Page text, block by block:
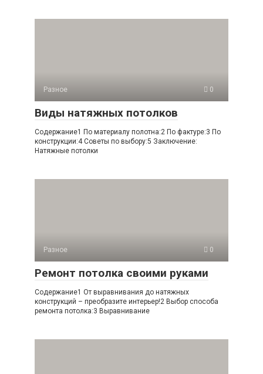
Разное 0
Виды натяжных потолков
Содержание1 По материалу полотна:2 По фактуре:3 По
конструкции:4 Советы по выбору:5 Заключение:
Натяжные потолки
Разное 0
Ремонт потолка своими руками
Содержание1 От выравнивания до натяжных
конструкций – преобразите интерьер!2 Выбор способа
ремонта потолка:3 Выравнивание